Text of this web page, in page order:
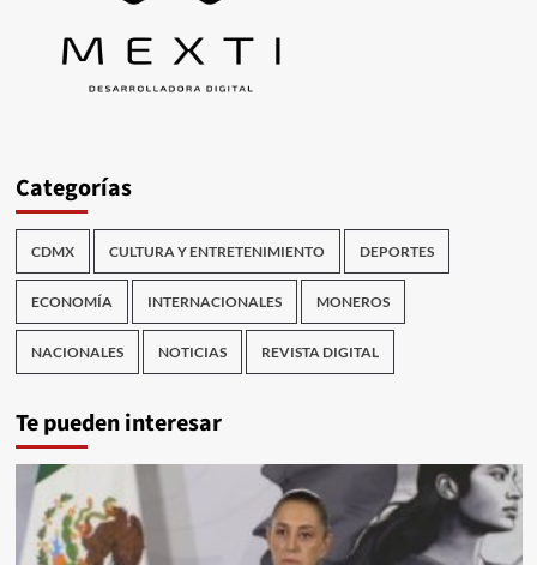
Categorías
CDMX CULTURA Y ENTRETENIMIENTO DEPORTES
ECONOMÍA INTERNACIONALES MONEROS
NACIONALES NOTICIAS REVISTA DIGITAL
Te pueden interesar